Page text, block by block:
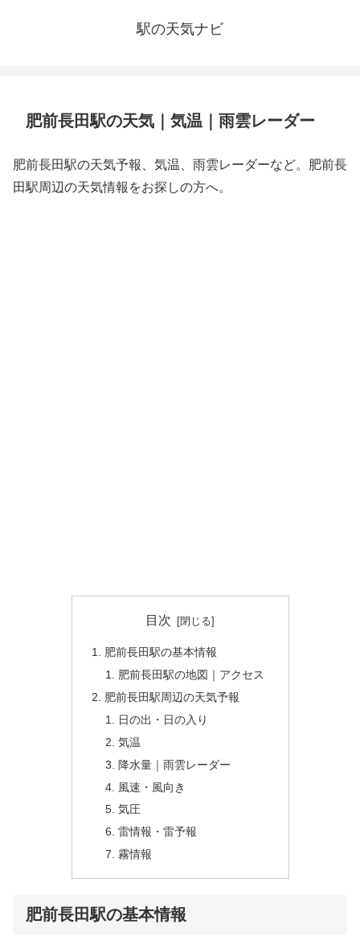
駅の天気ナビ
肥前長田駅の天気｜気温｜雨雲レーダー
肥前長田駅の天気予報、気温、雨雲レーダーなど。肥前長
田駅周辺の天気情報をお探しの方へ。
目次
肥前長田駅の基本情報
肥前長田駅の地図｜アクセス
肥前長田駅周辺の天気予報
日の出・日の入り
気温
降水量｜雨雲レーダー
風速・風向き
気圧
雷情報・雷予報
霧情報
肥前長田駅の基本情報